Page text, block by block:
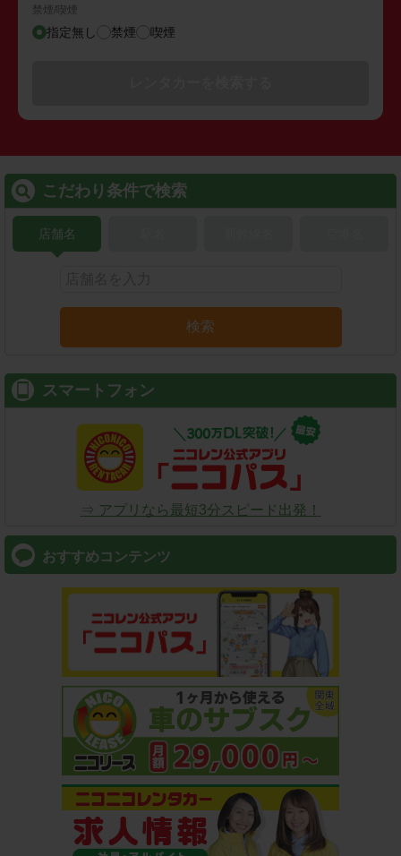
禁煙/喫煙
指定無し 禁煙 喫煙
こだわり条件で検索
店舗名
検索
スマートフォン
⇒ アプリなら最短3分スピード出発！
おすすめコンテンツ